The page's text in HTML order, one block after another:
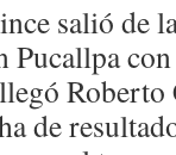
salió de
Roberto
de